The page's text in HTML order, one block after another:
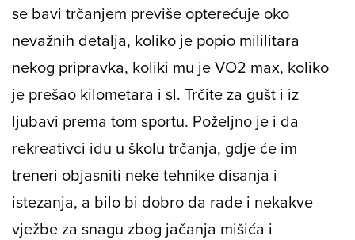
Važno je da se djeca i odrasli bave sportom
"Mislim da se jedan prosječan rekreativac koji
se bavi trčanjem previše opterećuje oko
nevažnih detalja, koliko je popio mililitara
nekog pripravka, koliki mu je VO2 max, koliko
je prešao kilometara i sl. Trčite za gušt i iz
ljubavi prema tom sportu. Poželjno je i da
rekreativci idu u školu trčanja, gdje će im
treneri objasniti neke tehnike disanja i